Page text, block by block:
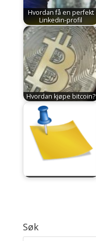
Hvordan få en perfekt
Linkedin-profil
Hvordan kjøpe bitcoin?
Søk